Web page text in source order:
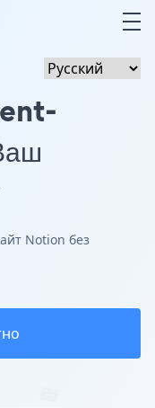
Notion без